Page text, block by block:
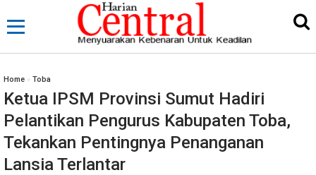
Home » Toba
Ketua IPSM Provinsi Sumut Hadiri
Pelantikan Pengurus Kabupaten Toba,
Tekankan Pentingnya Penanganan
Lansia Terlantar